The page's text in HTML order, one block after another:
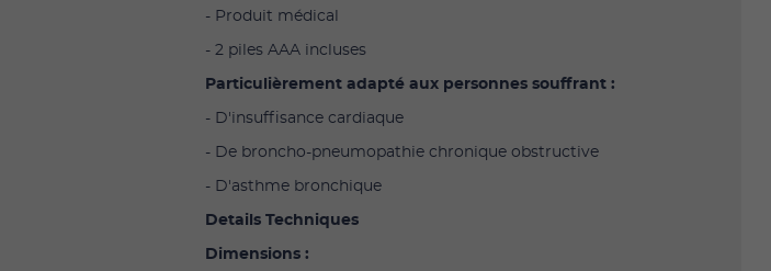
- Produit médical
- 2 piles AAA incluses
Particulièrement adapté aux personnes souffrant :
- D'insuffisance cardiaque
- De broncho-pneumopathie chronique obstructive
- D'asthme bronchique
Details Techniques
Dimensions :